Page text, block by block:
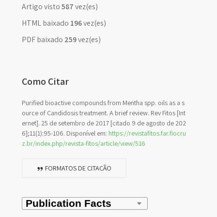
Artigo visto587vez(es)
HTML baixado 196vez(es)
PDF baixado 259vez(es)
Como Citar
Purified bioactive compounds from Mentha spp. oils as a s
ource of Candidosis treatment. A brief review. Rev Fitos [Int
ernet]. 25 de setembro de 2017 [citado 9 de agosto de 202
6];11(1):95-106. Disponível em: https://revistafitos.far.fiocru
z.br/index.php/revista-fitos/article/view/516
FORMATOS DE CITAÇÃO